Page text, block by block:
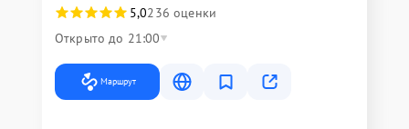
5,0236 оценки
Открыто до 21:00
Маршрут